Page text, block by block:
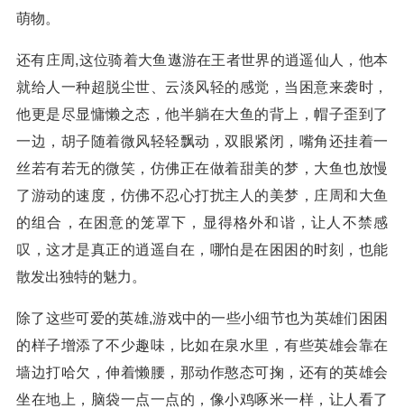
萌物。
还有庄周,这位骑着大鱼遨游在王者世界的逍遥仙人，他本
就给人一种超脱尘世、云淡风轻的感觉，当困意来袭时，
他更是尽显慵懒之态，他半躺在大鱼的背上，帽子歪到了
一边，胡子随着微风轻轻飘动，双眼紧闭，嘴角还挂着一
丝若有若无的微笑，仿佛正在做着甜美的梦，大鱼也放慢
了游动的速度，仿佛不忍心打扰主人的美梦，庄周和大鱼
的组合，在困意的笼罩下，显得格外和谐，让人不禁感
叹，这才是真正的逍遥自在，哪怕是在困困的时刻，也能
散发出独特的魅力。
除了这些可爱的英雄,游戏中的一些小细节也为英雄们困困
的样子增添了不少趣味，比如在泉水里，有些英雄会靠在
墙边打哈欠，伸着懒腰，那动作憨态可掬，还有的英雄会
坐在地上，脑袋一点一点的，像小鸡啄米一样，让人看了